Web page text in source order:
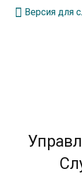
Версия для